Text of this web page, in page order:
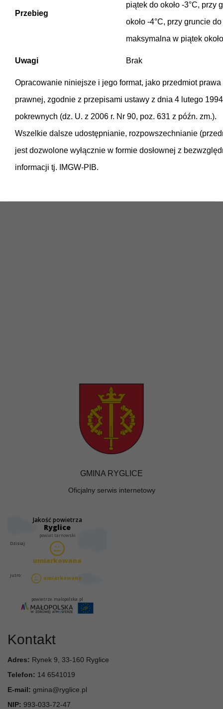
Przebieg
piątek do około -3°C, przy
około -4°C, przy gruncie
maksymalna w piątek
Uwagi Brak
Opracowanie niniejsze i jego format, jako przedmiot
prawnej, zgodnie z przepisami ustawy z dnia 4 lutego
pokrewnych (dz. U. z 2006 r. Nr 90, poz. 631 z późn. zm.).
Wszelkie dalsze udostępnianie, rozpowszechnianie
jest dozwolone wyłącznie w formie dosłownej z
informacji tj. IMGW-PIB.
GMINA RYGLICE
Oficjalny serwis internetowy
Kontakt
Adres: Rynek 9, 33-160 Ryglice
Telefon: 14 6541019
E-mail: gmina@ryglice.pl
NIP: 993-033-72-47